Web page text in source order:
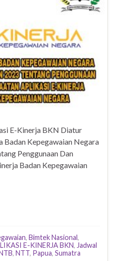
E-Kinerja BKN Diatur
Badan Kepegawaian Negara
Penggunaan Dan
Badan Kepegawaian
, Bimtek Nasional,
E-KINERJA BKN, Jadwal
, NTT, Papua, Sumatra